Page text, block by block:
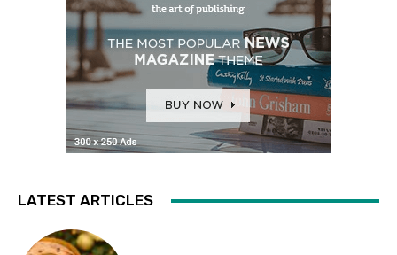
LATEST ARTICLES